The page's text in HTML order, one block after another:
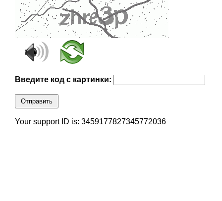
Введите код с картинки:
Отправить
Your support ID is: 3459177827345772036